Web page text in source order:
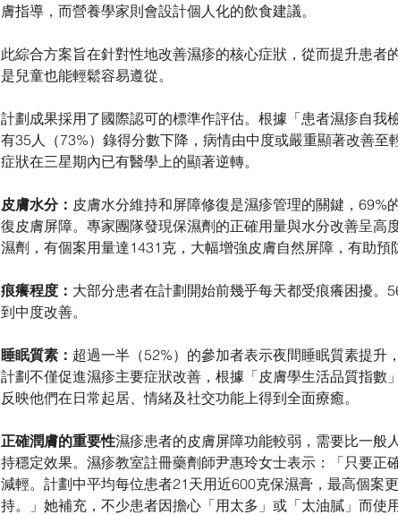
膚指導，而營養學家則會設計個人化的飲食建議。
此綜合方案旨在針對性地改善濕疹的核心症狀，從而提升患者
是兒童也能輕鬆容易遵從。
計劃成果採用了國際認可的標準作評估。根據「患者濕疹自我
有35人（73%）錄得分數下降，病情由中度或嚴重顯著改善
症狀在三星期內已有醫學上的顯著逆轉。
皮膚水分： 皮膚水分維持和屏障修復是濕疹管理的關鍵，69%
復皮膚屏障。專家團隊發現保濕劑的正確用量與水分改善呈高
濕劑，有個案用量達1431克，大幅增強皮膚自然屏障，有助預
痕癢程度： 大部分患者在計劃開始前幾乎每天都受痕癢困擾。
到中度改善。
睡眠質素： 超過一半（52%）的參加者表示夜間睡眠質素提升
計劃不僅促進濕疹主要症狀改善，根據「皮膚學生活品質指數
反映他們在日常起居、情緒及社交功能上得到全面療癒。
正確潤膚的重要性濕疹患者的皮膚屏障功能較弱，需要比一般
持穩定效果。濕疹教室註冊藥劑師尹惠玲女士表示：「只要正
減輕。計劃中平均每位患者21天用近600克保濕膏，最高個案
持。」她補充，不少患者因擔心「用太多」或「太油膩」而使